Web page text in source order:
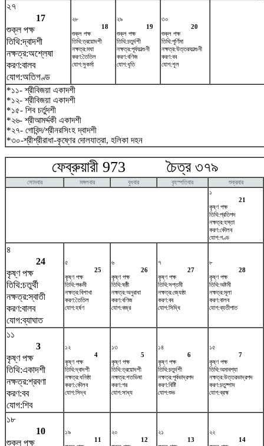
২৭
17
শুক্ল পক্ষ
তিথি:দ্বাদশী
নক্ষত্র:অশ্লেষা
করণ:বালব
যোগ:অতিগণ্ড
২৮
18
শুক্ল পক্ষ
তিথি:ত্রয়োদশী
নক্ষত্র:মঘা
করণ:তৈতিল
যোগ:সুকর্মা
২৯
19
শুক্ল পক্ষ
তিথি:চতুর্দশী
নক্ষত্র:পূর্বফাল্গুনী
করণ:বণিজ
যোগ:ধৃতি
৩০
20
শুক্ল পক্ষ
তিথি:পূর্ণিমা
নক্ষত্র:উত্তরফাল্গুনী
করণ:বব
যোগ:শূল
*১১- শ্রীবিজয়া একাদশী
*১২- শ্রীবিজয়া একাদশী
*১৫- শিব চর্তুদশী
*২৬- শ্রীআমর্দ্দকী একাদশী
*২৭- গোবিন্দ/শ্রীনরসিংহ দ্বাদশী
*৩০-শ্রীশ্রীরাধা-কৃষ্ণের দোলযাত্রা, হলিকা দহন
ফেব্রুয়ারী 973 চৈত্র ৩৭৯
সোমবার মঙ্গলবার বুধবার বৃহস্পতিবার
শুক্রবার
১
21
কৃষ্ণ পক্ষ
তিথি:প্রতিপদ
নক্ষত্র:হস্তা
করণ:কৌলব
যোগ:গণ্ড
৪
24
কৃষ্ণ পক্ষ
তিথি:চতুর্থী
নক্ষত্র:স্বাতী
করণ:বালব
যোগ:ব্যাঘাত
৫
25
কৃষ্ণ পক্ষ
তিথি:পঞ্চমী
নক্ষত্র:বিশাখা
করণ:তৈতিল
যোগ:হর্ষণ
৬
26
কৃষ্ণ পক্ষ
তিথি:ষষ্ঠী
নক্ষত্র:অনুরাধা
করণ:বণিজ
যোগ:বজ্র
৭
27
কৃষ্ণ পক্ষ
তিথি:সপ্তমী
নক্ষত্র:জ্যেষ্ঠা
করণ:বব
যোগ:সিদ্ধি
৮
28
কৃষ্ণ পক্ষ
তিথি:অষ্টমী
নক্ষত্র:মূলা
করণ:বালব
যোগ:ব্যতীপাত
১১
3
কৃষ্ণ পক্ষ
তিথি:একাদশী
নক্ষত্র:শ্রবণা
করণ:বব
যোগ:শিব
১২
4
কৃষ্ণ পক্ষ
তিথি:দ্বাদশী
নক্ষত্র:ধনিষ্ঠা
করণ:কৌলব
যোগ:সিদ্ধ
১৩
5
কৃষ্ণ পক্ষ
তিথি:ত্রয়োদশী
নক্ষত্র:শতভিষ‌া
করণ:গর
যোগ:সাধ্য
১৪
6
কৃষ্ণ পক্ষ
তিথি:চতুর্দশী
নক্ষত্র:পূর্বভাদ্রপদ
করণ:বিষ্টি
যোগ:শুভ
১৫
7
কৃষ্ণ পক্ষ
তিথি:অমাবশ্যা
নক্ষত্র:উত্তরভাদ্রপদ
করণ:চতুষ্পাদ
যোগ:ব্রহ্ম
১৮
10
শুক্ল পক্ষ
১৯
11
২০
12
২১
13
২২
14